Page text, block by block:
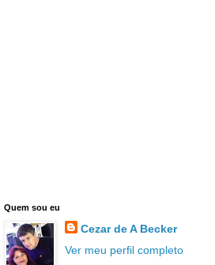
Quem sou eu
Cezar de A Becker
Ver meu perfil completo